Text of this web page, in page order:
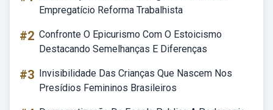
Empregatício Reforma Trabalhista
#2 Confronte O Epicurismo Com O Estoicismo
Destacando Semelhanças E Diferenças
#3 Invisibilidade Das Crianças Que Nascem Nos
Presídios Femininos Brasileiros